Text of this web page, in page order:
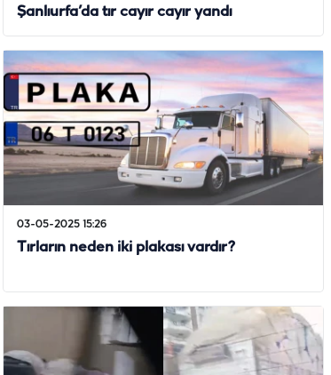
Şanlıurfa’da tır cayır cayır yandı
03-05-2025 15:26
Tırların neden iki plakası vardır?